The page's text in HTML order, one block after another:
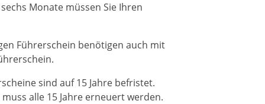
Monate müssen Sie Ihren
Führerschein benötigen auch mit
ine sind auf 15 Jahre befristet.
alle 15 Jahre erneuert werden.